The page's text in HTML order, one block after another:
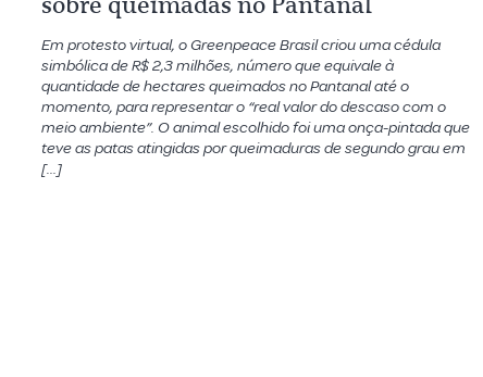
Em protesto virtual, o Greenpeace Brasil criou uma cédula
simbólica de R$ 2,3 milhões, número que equivale à
quantidade de hectares queimados no Pantanal até o
momento, para representar o “real valor do descaso com o
meio ambiente”. O animal escolhido foi uma onça-pintada que
teve as patas atingidas por queimaduras de segundo grau em
[…]